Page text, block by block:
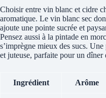
Choisir entre vin blanc et cidre
aromatique. Le vin blanc sec
ajoute une pointe sucrée et
Pensez aussi à la pintade en
s’imprègne mieux des sucs.
et juteuse, parfaite pour un dîner
Ingrédient Arôme